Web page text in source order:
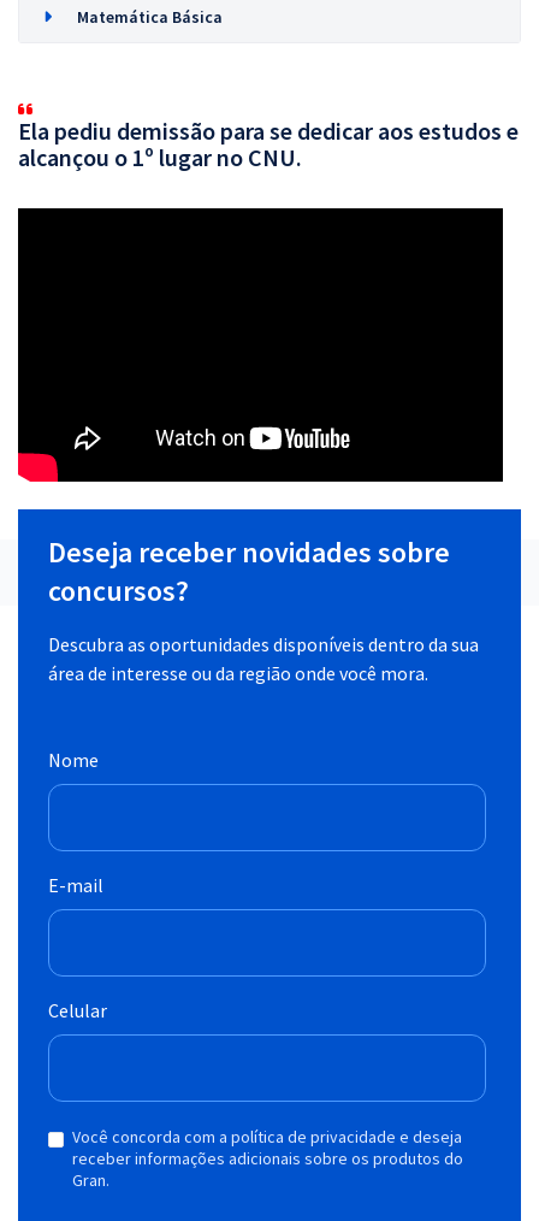
Matemática Básica
Ela pediu demissão para se dedicar aos estudos e
alcançou o 1º lugar no CNU.
Deseja receber novidades sobre
concursos?
Descubra as oportunidades disponíveis dentro da sua
área de interesse ou da região onde você mora.
Nome
E-mail
Celular
Você concorda com a política de privacidade e deseja
receber informações adicionais sobre os produtos do
Gran.